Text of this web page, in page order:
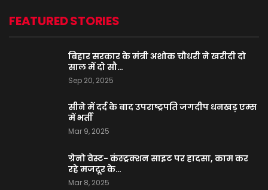
FEATURED STORIES
बिहार सरकार के मंत्री अशोक चौधरी ने खरीदी दो
साल में दो सौ…
Sep 20, 2025
सीने में दर्द के बाद उपराष्ट्रपति जगदीप धनखड़ एम्स
में भर्ती
Mar 9, 2025
ग्रेनो वेस्ट- कंस्ट्रक्शन साइट पर हादसा, काम कर
रहे मजदूर के…
Mar 8, 2025